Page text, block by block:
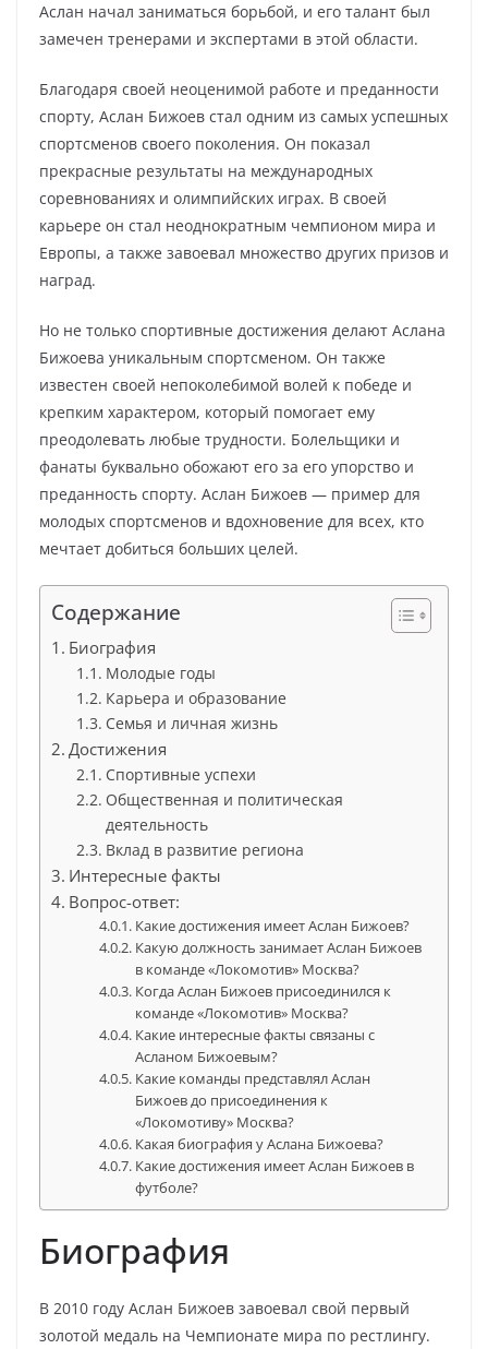
Аслан начал заниматься борьбой, и его талант был
замечен тренерами и экспертами в этой области.
Благодаря своей неоценимой работе и преданности
спорту, Аслан Бижоев стал одним из самых успешных
спортсменов своего поколения. Он показал
прекрасные результаты на международных
соревнованиях и олимпийских играх. В своей
карьере он стал неоднократным чемпионом мира и
Европы, а также завоевал множество других призов и
наград.
Но не только спортивные достижения делают Аслана
Бижоева уникальным спортсменом. Он также
известен своей непоколебимой волей к победе и
крепким характером, который помогает ему
преодолевать любые трудности. Болельщики и
фанаты буквально обожают его за его упорство и
преданность спорту. Аслан Бижоев — пример для
молодых спортсменов и вдохновение для всех, кто
мечтает добиться больших целей.
Содержание
Биография
Молодые годы
Карьера и образование
Семья и личная жизнь
Достижения
Спортивные успехи
Общественная и политическая
деятельность
Вклад в развитие региона
Интересные факты
Вопрос-ответ:
Какие достижения имеет Аслан Бижоев?
Какую должность занимает Аслан Бижоев
в команде «Локомотив» Москва?
Когда Аслан Бижоев присоединился к
команде «Локомотив» Москва?
Какие интересные факты связаны с
Асланом Бижоевым?
Какие команды представлял Аслан
Бижоев до присоединения к
«Локомотиву» Москва?
Какая биография у Аслана Бижоева?
Какие достижения имеет Аслан Бижоев в
футболе?
Биография
В 2010 году Аслан Бижоев завоевал свой первый
золотой медаль на Чемпионате мира по рестлингу.